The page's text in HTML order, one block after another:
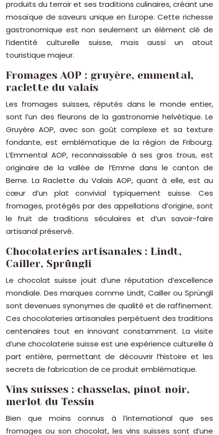
produits du terroir et ses traditions culinaires, créant une
mosaïque de saveurs unique en Europe. Cette richesse
gastronomique est non seulement un élément clé de
l’identité culturelle suisse, mais aussi un atout
touristique majeur.
Fromages AOP : gruyère, emmental,
raclette du valais
Les fromages suisses, réputés dans le monde entier,
sont l’un des fleurons de la gastronomie helvétique. Le
Gruyère AOP, avec son goût complexe et sa texture
fondante, est emblématique de la région de Fribourg.
L’Emmental AOP, reconnaissable à ses gros trous, est
originaire de la vallée de l’Emme dans le canton de
Berne. La Raclette du Valais AOP, quant à elle, est au
cœur d’un plat convivial typiquement suisse. Ces
fromages, protégés par des appellations d’origine, sont
le fruit de traditions séculaires et d’un savoir-faire
artisanal préservé.
Chocolateries artisanales : Lindt,
Cailler, Sprüngli
Le chocolat suisse jouit d’une réputation d’excellence
mondiale. Des marques comme Lindt, Cailler ou Sprüngli
sont devenues synonymes de qualité et de raffinement.
Ces chocolateries artisanales perpétuent des traditions
centenaires tout en innovant constamment. La visite
d’une chocolaterie suisse est une expérience culturelle à
part entière, permettant de découvrir l’histoire et les
secrets de fabrication de ce produit emblématique.
Vins suisses : chasselas, pinot noir,
merlot du Tessin
Bien que moins connus à l’international que ses
fromages ou son chocolat, les vins suisses sont d’une